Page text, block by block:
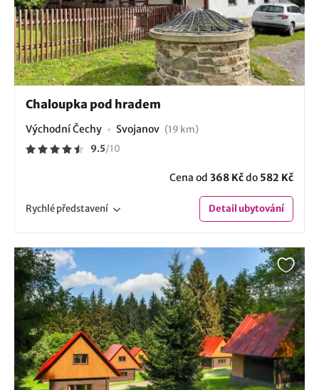
Chaloupka pod hradem
Východní Čechy Svojanov (19 km)
9.5/10
Cena od 368 Kčdo 582 Kč
Rychlépředstavení Detailubytování